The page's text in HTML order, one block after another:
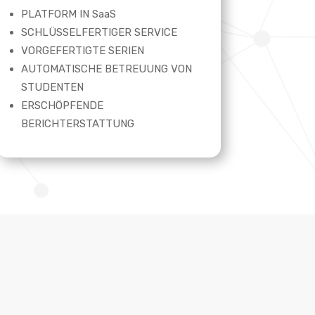
PLATFORM IN SaaS
SCHLÜSSELFERTIGER SERVICE
VORGEFERTIGTE SERIEN
AUTOMATISCHE BETREUUNG VON
STUDENTEN
ERSCHÖPFENDE
BERICHTERSTATTUNG